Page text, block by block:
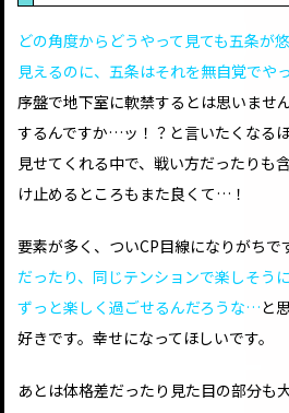
どの角度からどうやって見ても五条が
見えるのに、五条はそれを無自覚でや
序盤で地下室に軟禁するとは思いませ
するんですか…ッ！？と言いたくなる
見せてくれる中で、戦い方だったりも
け止めるところもまた良くて…！
要素が多く、ついCP目線になりがちで
だったり、同じテンションで楽しそう
ずっと楽しく過ごせるんだろうな…と
好きです。幸せになってほしいです。
あとは体格差だったり見た目の部分も